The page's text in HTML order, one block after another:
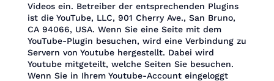
Videos ein. Betreiber der entsprechenden Plugins
ist die YouTube, LLC, 901 Cherry Ave., San Bruno,
CA 94066, USA. Wenn Sie eine Seite mit dem
YouTube-Plugin besuchen, wird eine Verbindung zu
Servern von Youtube hergestellt. Dabei wird
Youtube mitgeteilt, welche Seiten Sie besuchen.
Wenn Sie in Ihrem Youtube-Account eingeloggt